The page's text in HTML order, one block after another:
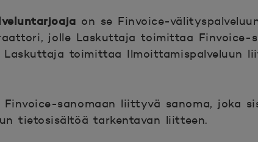
on se Finvoice-
jolle Laskuttaja toimittaa Finvoice-
toimittaa Ilmoittamispalveluun
Finvoice-sanomaan liittyvä sanoma, joka
tietosisältöä tarkentavan liitteen.